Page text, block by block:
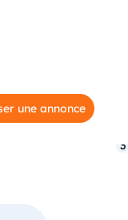
une annonce
3